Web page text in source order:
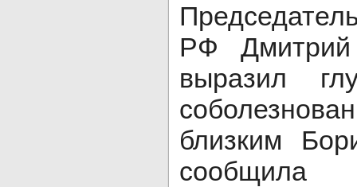
РФ
выразил
близким
сообщила